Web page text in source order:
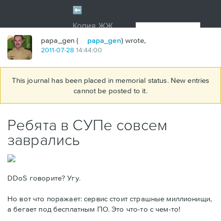
papa_gen ( papa_gen) wrote,
2011-07-28 14:44:00
This journal has been placed in memorial status. New entries
cannot be posted to it.
Ребята в СУПе совсем
заврались
DDoS говорите? Угу.
Но вот что поражает: сервис стоит страшные миллионищи,
а бегает под бесплатным ПО. Это что-то с чем-то!